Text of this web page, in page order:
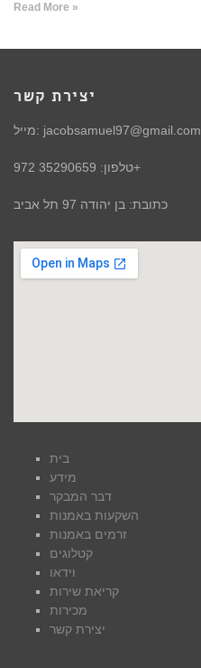
Read More »
יצירת קשר
מייל: jacobsamuel97@gmail.com
טלפון: 35290659 972+
כתובת: בן יהודה 97 תל אביב
בית
מידע
דבר המבקר
השקעות באמנות
זרמים באמנות
קטלוגים
וידאו
קריאת שירות
מכירות
יצירת קשר